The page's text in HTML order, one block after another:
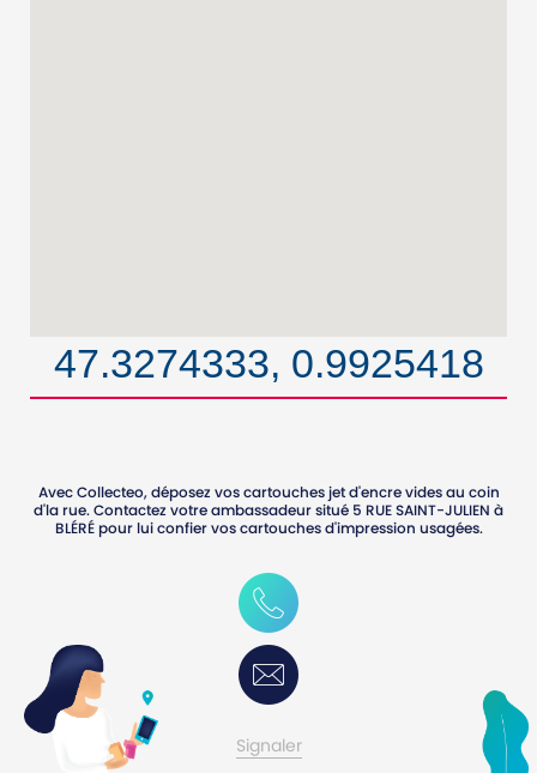
47.3274333, 0.9925418
Avec Collecteo, déposez vos cartouches jet d'encre vides au coin
d'la rue. Contactez votre ambassadeur situé 5 RUE SAINT-JULIEN à
BLÉRÉpour lui confier vos cartouches d'impression usagées.
0247232470
Signaler